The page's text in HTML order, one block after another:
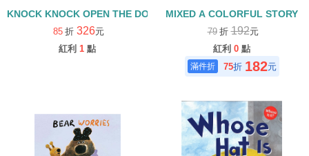
KNOCK KNOCK OPEN THE DOOR(中譯：叩叩叩！是誰在敲門)/大
85 折 326元
紅利 1 點
MIXED A COLORFUL STORY
79 折192元
紅利 0 點
75折 182元